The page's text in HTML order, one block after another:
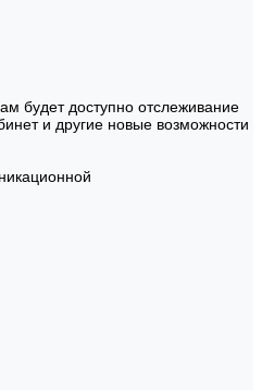
будет доступно отслеживание
и другие новые возможности